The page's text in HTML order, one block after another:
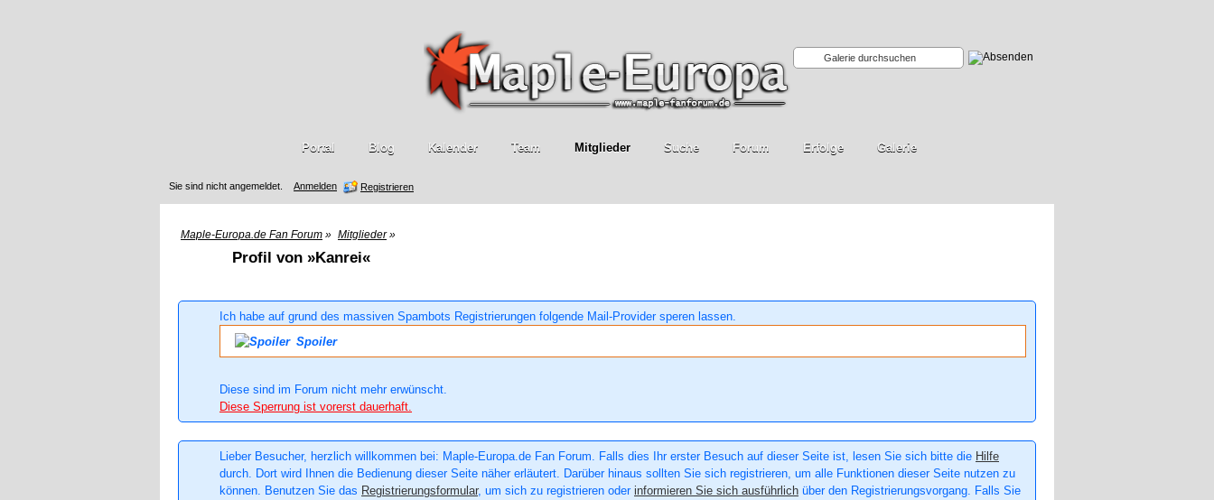
Sie sind nicht angemeldet. Anmelden Registrieren
Portal Blog Kalender Team Mitglieder Suche Forum Erfolge Galerie
Maple-Europa.de Fan Forum » Mitglieder»
Profil von »Kanrei«
Ich habe auf grund des massiven Spambots Registrierungen folgende Mail-Provider speren lassen.
Spoiler
Diese sind im Forum nicht mehr erwünscht.
Diese Sperrung ist vorerst dauerhaft.
Lieber Besucher, herzlich willkommen bei: Maple-Europa.de Fan Forum. Falls dies Ihr erster Besuch auf dieser Seite ist, lesen Sie sich bitte die Hilfe
durch. Dort wird Ihnen die Bedienung dieser Seite näher erläutert. Darüber hinaus sollten Sie sich registrieren, um alle Funktionen dieser Seite nutzen zu
können. Benutzen Sie das Registrierungsformular, um sich zu registrieren oder informieren Sie sich ausführlich über den Registrierungsvorgang. Falls Sie